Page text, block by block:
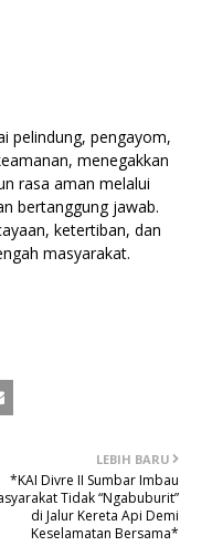
pelindung, pengayom,
menegakkan
rasa aman melalui
bertanggung jawab.
ketertiban, dan
masyarakat.
LEBIH BARU
*KAI Divre II Sumbar Imbau
Tidak “Ngabuburit”
di Jalur Kereta Api Demi
Keselamatan Bersama*